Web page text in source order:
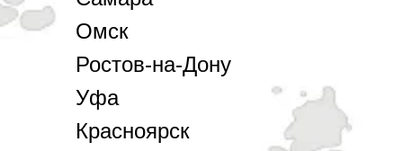
Омск
Ростов-на-Дону
Уфа
Красноярск